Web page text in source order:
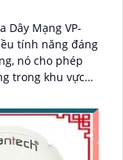
Dây Mạng VP-
tính năng đáng
trong khu vực